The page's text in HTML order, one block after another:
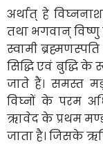
अर्थात् हे
तथा भगवान् विष्णु
स्वामी
सिद्धि एवं बुद्धि के
जाते हैं। समस्त
विघ्नों के परम
ऋावेद के प्रथम
जाता है। जिसके